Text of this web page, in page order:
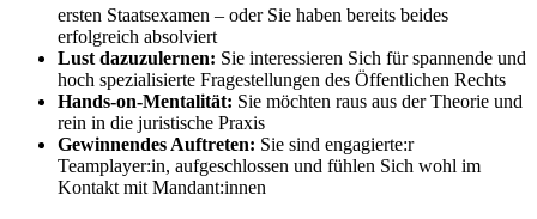
ersten Staatsexamen – oder Sie haben bereits beides
erfolgreich absolviert
Lust dazuzulernen: Sie interessieren Sich für spannende und
hoch spezialisierte Fragestellungen des Öffentlichen Rechts
Hands-on-Mentalität: Sie möchten raus aus der Theorie und
rein in die juristische Praxis
Gewinnendes Auftreten: Sie sind engagierte:r
Teamplayer:in, aufgeschlossen und fühlen Sich wohl im
Kontakt mit Mandant:innen